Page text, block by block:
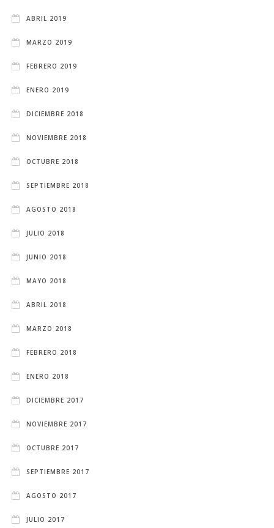
ABRIL 2019
MARZO 2019
FEBRERO 2019
ENERO 2019
DICIEMBRE 2018
NOVIEMBRE 2018
OCTUBRE 2018
SEPTIEMBRE 2018
AGOSTO 2018
JULIO 2018
JUNIO 2018
MAYO 2018
ABRIL 2018
MARZO 2018
FEBRERO 2018
ENERO 2018
DICIEMBRE 2017
NOVIEMBRE 2017
OCTUBRE 2017
SEPTIEMBRE 2017
AGOSTO 2017
JULIO 2017